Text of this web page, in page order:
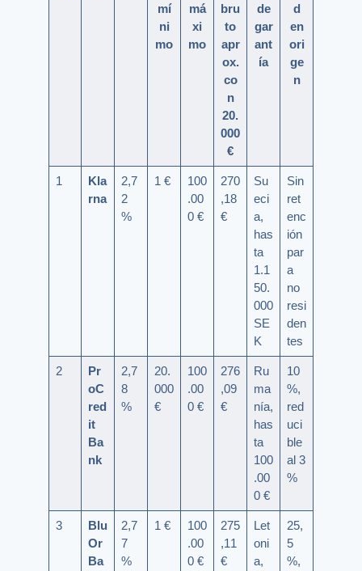
mí
ni
mo
má
xi
mo
bru
to
apr
ox.
co
n
20.
000
€
de
gar
ant
ía
d
en
ori
ge
n
1
Kla
rna
2,7
2
%
1 €
100
.00
0 €
270
,18
€
Su
eci
a,
has
ta
1.1
50.
000
SE
K
Sin
ret
enc
ión
par
a
no
resi
den
tes
2
Pr
oC
red
it
Ba
nk
2,7
8
%
20.
000
€
100
.00
0 €
276
,09
€
Ru
ma
nía,
has
ta
100
.00
0 €
10
%,
red
uci
ble
al 3
%
3
Blu
Or
Ba
2,7
7
%
1 €
100
.00
0 €
275
,11
€
Let
oni
a,
25,
5
%,